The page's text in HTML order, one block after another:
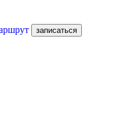
записаться